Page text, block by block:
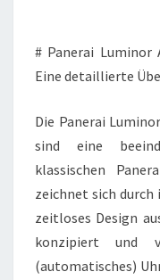
# Panerai Luminor
Eine detaillierte
Die Panerai
sind eine
klassischen
zeichnet sich
zeitloses Design
konzipiert und
(automatisches)